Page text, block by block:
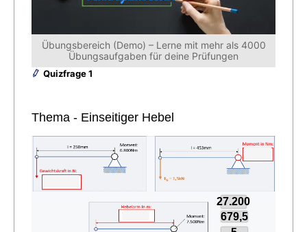
Übungsbereich (Demo) – Lerne mit mehr als 4000
Übungsaufgaben für deine Prüfungen
Quizfrage 1